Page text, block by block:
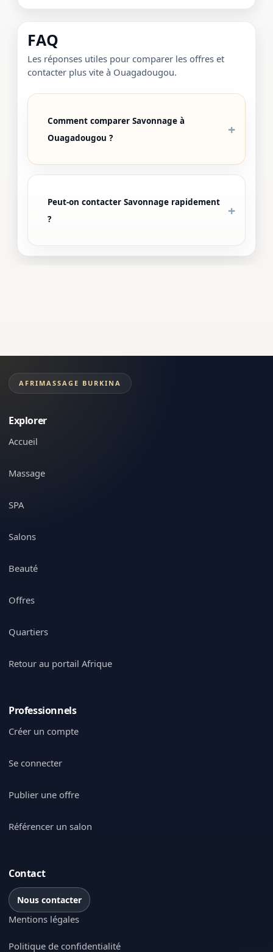
FAQ
Les réponses utiles pour comparer les offres et
contacter plus vite à Ouagadougou.
Comment comparer Savonnage à
Ouagadougou ?
Peut-on contacter Savonnage rapidement
?
AFRIMASSAGE BURKINA
Explorer
Accueil
Massage
SPA
Salons
Beauté
Offres
Quartiers
Retour au portail Afrique
Professionnels
Créer un compte
Se connecter
Publier une offre
Référencer un salon
Contact
Nous contacter
Mentions légales
Politique de confidentialité